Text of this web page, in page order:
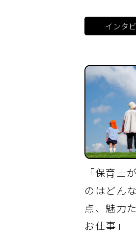
インタ
「保育士
のはどん
点、魅力
お仕事」